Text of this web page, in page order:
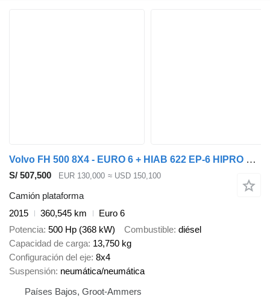
Volvo FH 500 8X4 - EURO 6 + HIAB 622 EP-6 HIPRO + REMOTE CONTROL
S/ 507,500 EUR 130,000 ≈ USD 150,100
Camión plataforma
2015
360,545 km
Euro 6
Potencia 500 Hp (368 kW) Combustible diésel
Capacidad de carga 13,750 kg
Configuración del eje 8x4
Suspensión neumática/neumática
Países Bajos, Groot-Ammers